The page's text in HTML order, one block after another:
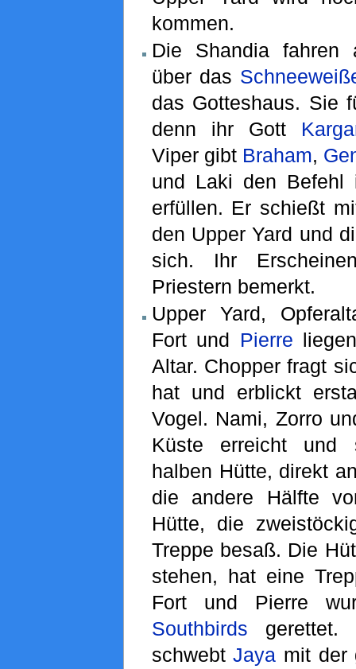
kommen.
Die Shandia
über das
das Gotteshaus. Sie
denn ihr Gott
Viper gibt Braham,
und Laki den Befehl
erfüllen. Er schießt
den Upper Yard und
sich. Ihr
Priestern bemerkt.
Upper Yard,
Fort und Pierre
Altar. Chopper fragt
hat und erblickt
Vogel. Nami, Zorro
Küste erreicht und
halben Hütte, direkt
die andere Hälfte
Hütte, die
Treppe besaß. Die
stehen, hat eine
Fort und Pierre
Southbirds gerettet.
schwebtJaya mit der